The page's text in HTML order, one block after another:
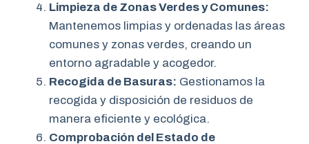
Limpieza de Zonas Verdes y Comunes:
Mantenemos limpias y ordenadas las áreas
comunes y zonas verdes, creando un
entorno agradable y acogedor.
Recogida de Basuras: Gestionamos la
recogida y disposición de residuos de
manera eficiente y ecológica.
Comprobación del Estado de